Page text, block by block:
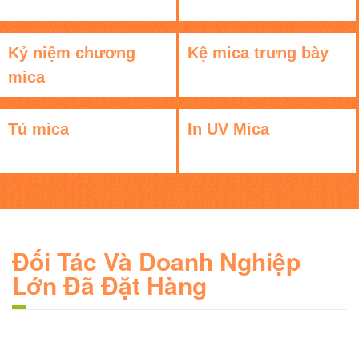
Kỷ niệm chương
mica
Kệ mica trưng bày
Tủ mica In UV Mica
Đối Tác Và Doanh Nghiệp
Lớn Đã Đặt Hàng